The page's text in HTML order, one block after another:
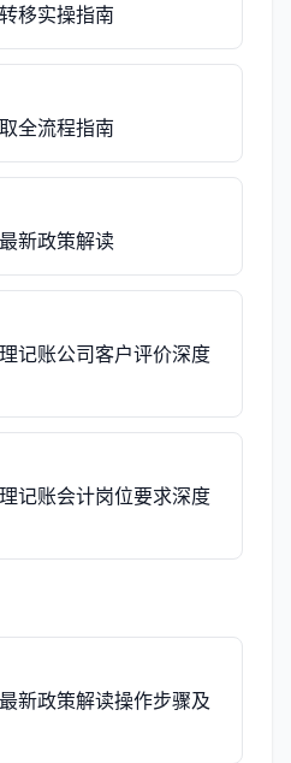
移实操指南
全流程指南
新政策解读
记账公司客户评价深度
记账会计岗位要求深度
新政策解读操作步骤及